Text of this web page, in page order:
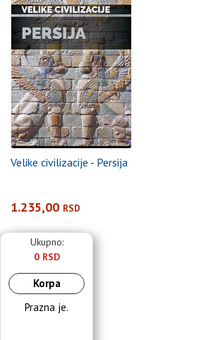
Velike civilizacije - Persija
1.235,00 RSD
Ukupno:
0 RSD
Korpa
Prazna je.